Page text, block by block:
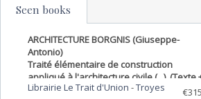
Seen books
ARCHITECTURE BORGNIS (Giuseppe-
Antonio)
Traité élémentaire de construction
appliqué à l'architecture civile (...). (Texte
planches).
Librairie Le Trait d'Union -Troyes